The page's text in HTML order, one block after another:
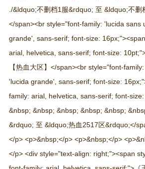
./&ldquo;不删档1服&rdquo; 至 &ldquo;不删
</span><br style="font-family: 'lucida sans
grande', sans-serif; font-size:
arial, helvetica, sans-serif; font-size:
【热血大区】</span><br style="font-
'lucida grande', sans-serif; font-size:
family: arial, helvetica, sans-serif; font-
&nbsp; &nbsp; &nbsp; &nbsp; &nbsp;
&rdquo; 至 &ldquo;热血2517区&rdquo;</
</p> <p>&nbsp;</p> <p>&nbsp;</p>
</p> <div style="text-align: right;"><span